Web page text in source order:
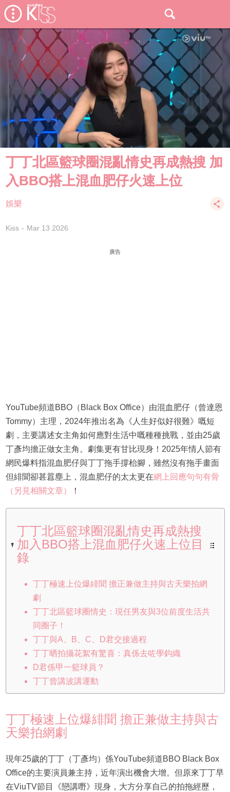
丁丁北區籃球圈混亂情史再成熱搜 加
入BBO搭上混血肥仔火速上位
娛樂
Kiss Mar 13 2026
廣告
YouTube頻道BBO（Black Box Office）由混血肥仔（曾達恩
Tommy）主理，2024年推出名為《人生好似好很難》嘅短
劇，主要講述女主角如何應對生活中嘅種種挑戰，並由25歲
丁彥均擔正做女主角。劇集更有甘比現身！2025年情人節有
網民爆料指混血肥仔與丁丁拖手撐枱腳，雖然沒有拖手畫面
但緋聞卻甚囂塵上，混血肥仔的太太更在網上回應句句有骨
（另見相關文章）
！
丁丁北區籃球圈混亂情史再成熱搜
加入BBO搭上混血肥仔火速上位目
錄
丁丁極速上位爆緋聞 擔正兼做主持與古天樂拍網
劇
丁丁北區籃球圈情史：現任男友與3位前度生活共
同圈子！
丁丁與A、B、C、D君交接過程
丁丁晒拍攝花絮有驚喜：真係去咗學鈎織
D君係甲一籃球員？
丁丁曾講波講運動
丁丁極速上位爆緋聞 擔正兼做主持與古
天樂拍網劇
現年25歲的丁丁（丁彥均）係YouTube頻道BBO Black Box
Office的主要演員兼主持，近年演出機會大增。但原來丁丁早
在ViuTV節目《戀講嘢》現身，大方分享自己的拍拖經歷，